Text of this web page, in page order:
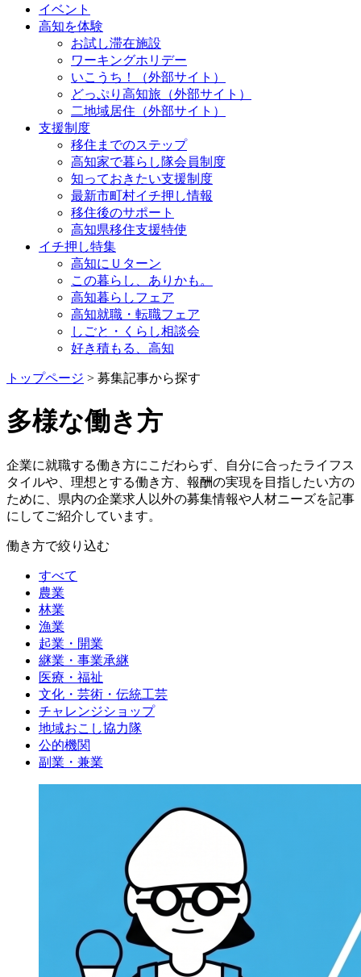
イベント
高知を体験
お試し滞在施設
ワーキングホリデー
いこうち！（外部サイト）
どっぷり高知旅（外部サイト）
二地域居住（外部サイト）
支援制度
移住までのステップ
高知家で暮らし隊会員制度
知っておきたい支援制度
最新市町村イチ押し情報
移住後のサポート
高知県移住支援特使
イチ押し特集
高知にＵターン
この暮らし、ありかも。
高知暮らしフェア
高知就職・転職フェア
しごと・くらし相談会
好き積もる、高知
トップページ > 募集記事から探す
多様な働き方
企業に就職する働き方にこだわらず、自分に合ったライフス
タイルや、理想とする働き方、報酬の実現を目指したい方の
ために、県内の企業求人以外の募集情報や人材ニーズを記事
にしてご紹介しています。
働き方で絞り込む
すべて
農業
林業
漁業
起業・開業
継業・事業承継
医療・福祉
文化・芸術・伝統工芸
チャレンジショップ
地域おこし協力隊
公的機関
副業・兼業